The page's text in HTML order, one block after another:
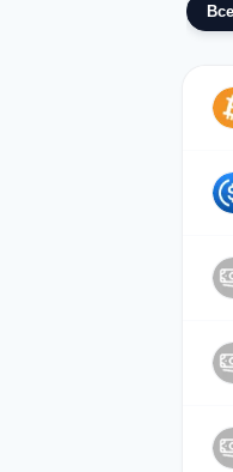
Все